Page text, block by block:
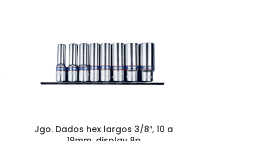
Jgo. Dados hex largos 3/8″, 10 a